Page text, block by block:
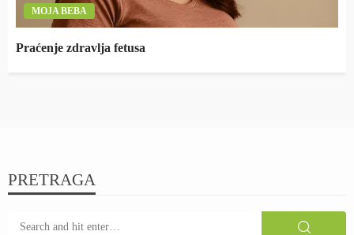
MOJA BEBA
Praćenje zdravlja fetusa
PRETRAGA